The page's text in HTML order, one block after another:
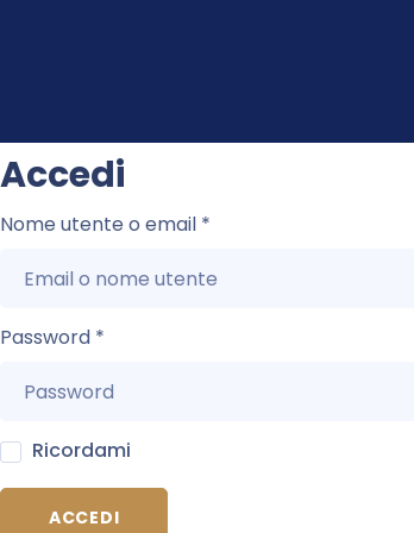
Accedi
Nome utente o email *
Password *
Ricordami
ACCEDI